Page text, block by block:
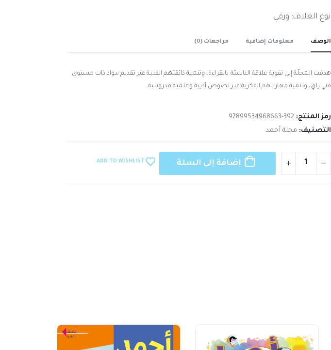
نوع الغلاف: ورقي
الوصف معلومات إضافية مراجعات (0)
هدفت المجلّة إلى تقوية علاقة الناشئة بالقراءة، وتنمية ذائقتهم الفنية عبر تقديم مواد ذات مستوى
فني راقٍ، وتنمية مهاراتهم الفكرية عبر نصوص أدبية وعلمية مدروسة.
رمز المنتج: 97899534968663-392
التصنيف: مجلة أحمد
إضافة إلى السلة ADD TO WISHLIST